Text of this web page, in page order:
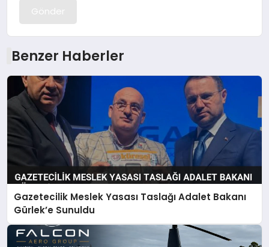
Gönder
Benzer Haberler
Gazetecilik Meslek Yasası Taslağı Adalet Bakanı
Gürlek’e Sunuldu